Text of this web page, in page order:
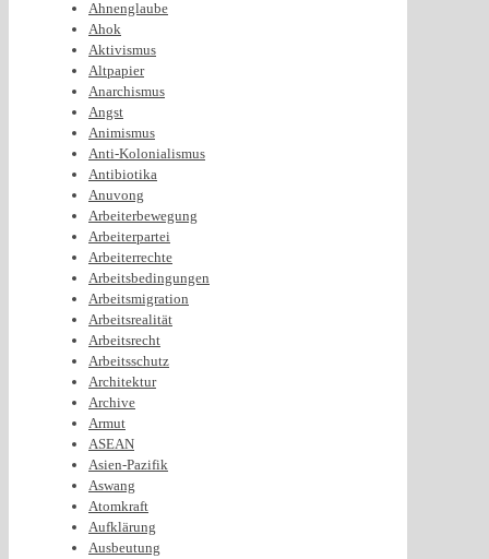
Ahnenglaube
Ahok
Aktivismus
Altpapier
Anarchismus
Angst
Animismus
Anti-Kolonialismus
Antibiotika
Anuvong
Arbeiterbewegung
Arbeiterpartei
Arbeiterrechte
Arbeitsbedingungen
Arbeitsmigration
Arbeitsrealität
Arbeitsrecht
Arbeitsschutz
Architektur
Archive
Armut
ASEAN
Asien-Pazifik
Aswang
Atomkraft
Aufklärung
Ausbeutung